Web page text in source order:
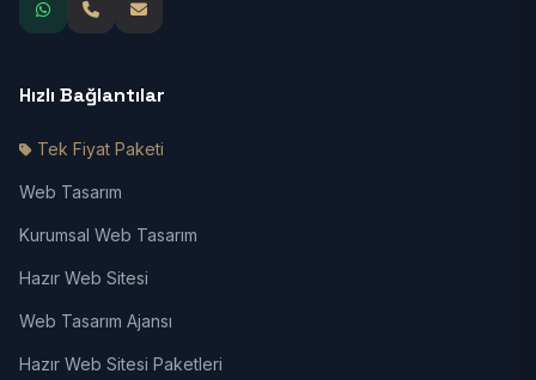
Hızlı Bağlantılar
Tek Fiyat Paketi
Web Tasarım
Kurumsal Web Tasarım
Hazır Web Sitesi
Web Tasarım Ajansı
Hazır Web Sitesi Paketleri